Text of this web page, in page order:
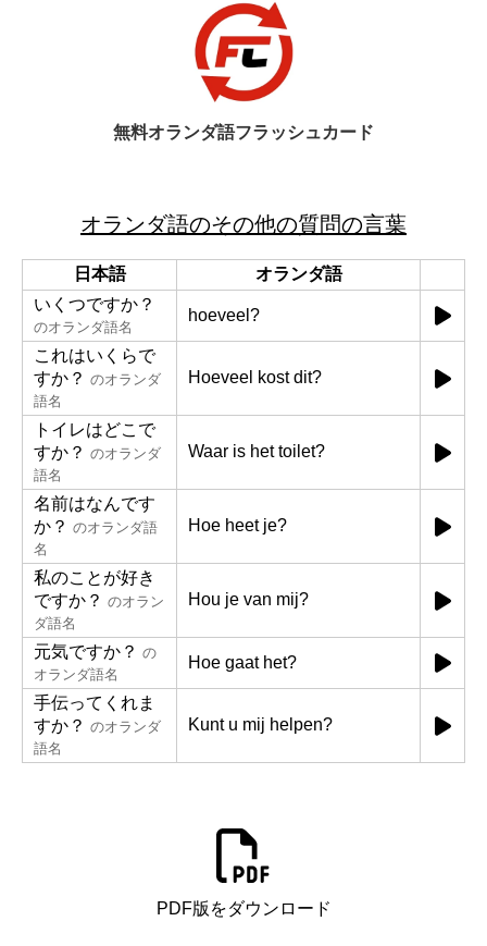
無料オランダ語フラッシュカード
オランダ語のその他の質問の言葉
日本語
オランダ語
いくつですか？
のオランダ語名
hoeveel?
これはいくらで
すか？ のオランダ
語名
Hoeveel kost dit?
トイレはどこで
すか？ のオランダ
語名
Waar is het toilet?
名前はなんです
か？ のオランダ語
名
Hoe heet je?
私のことが好き
ですか？ のオラン
ダ語名
Hou je van mij?
元気ですか？ の
オランダ語名
Hoe gaat het?
手伝ってくれま
すか？ のオランダ
語名
Kunt u mij helpen?
PDF版をダウンロード